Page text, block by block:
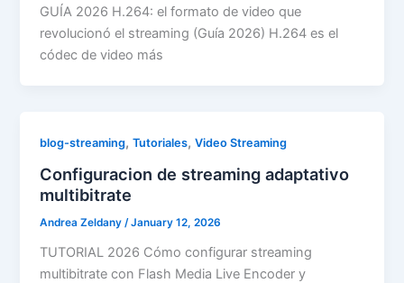
GUÍA 2026 H.264: el formato de video que
revolucionó el streaming (Guía 2026) H.264 es el
códec de video más
blog-streaming,Tutoriales,Video Streaming
Configuracion de streaming adaptativo
multibitrate
Andrea Zeldany /January 12, 2026
TUTORIAL 2026 Cómo configurar streaming
multibitrate con Flash Media Live Encoder y